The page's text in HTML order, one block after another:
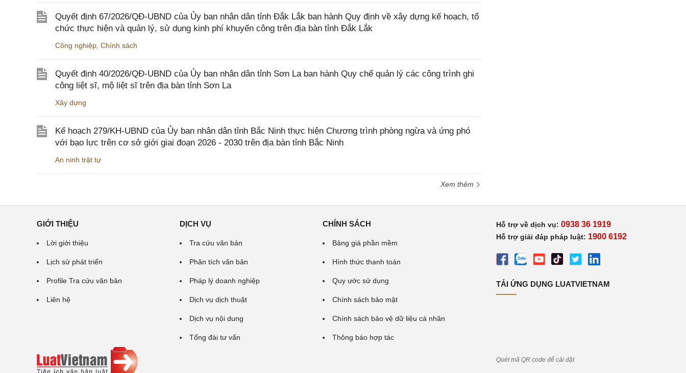
Quyết định 67/2026/QĐ-UBND của Ủy ban nhân dân tỉnh Đắk Lắk ban hành Quy định về xây dựng kế hoạch, tổ
chức thực hiện và quản lý, sử dụng kinh phí khuyến công trên địa bàn tỉnh Đắk Lắk
Công nghiệp Chính sách
Quyết định 40/2026/QĐ-UBND của Ủy ban nhân dân tỉnh Sơn La ban hành Quy chế quản lý các công trình ghi
công liệt sĩ, mộ liệt sĩ trên địa bàn tỉnh Sơn La
Xây dựng
Kế hoạch 279/KH-UBND của Ủy ban nhân dân tỉnh Bắc Ninh thực hiện Chương trình phòng ngừa và ứng phó
với bạo lực trên cơ sở giới giai đoạn 2026 - 2030 trên địa bàn tỉnh Bắc Ninh
An ninh trật tự
Xem thêm
GIỚI THIỆU
Lời giới thiệu
Lịch sử phát triển
Profile Tra cứu văn bản
Liên hệ
DỊCH VỤ
Tra cứu văn bản
Phân tích văn bản
Pháp lý doanh nghiệp
Dịch vụ dịch thuật
Dịch vụ nội dung
Tổng đài tư vấn
CHÍNH SÁCH
Bảng giá phần mềm
Hình thức thanh toán
Quy ước sử dụng
Chính sách bảo mật
Chính sách bảo vệ dữ liệu cá nhân
Thông báo hợp tác
Hỗ trợ về dịch vụ: 0938 36 1919
Hỗ trợ giải đáp pháp luật: 1900 6192
TẢI ỨNG DỤNG LUATVIETNAM
Quét mã QR code để cài đặt